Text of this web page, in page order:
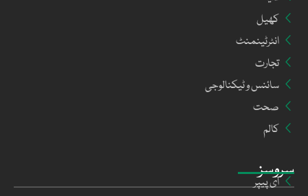
سروسز
ای پیپر
کھیل
انٹرٹینمنٹ
تجارت
سائنس و ٹیکنالوجی
صحت
کالم